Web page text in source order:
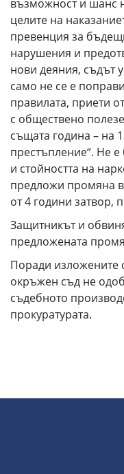
възможност и шанс
целите на
превенция за
нарушения и
нови деяния, съдът
само не се е
правилата, приети
с обществено
същата година – на
престъпление“. Не
и стойността на
предложи промяна
от 4 години затвор,
Защитникът и
предложената
Поради изложените
окръжен съд не
съдебното
прокуратурата.